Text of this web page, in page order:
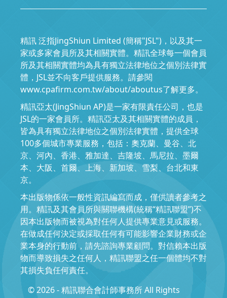
精訊 泛指JingShiun Limited (簡稱"JSL")，以及其一
家或多家會員所及其相關實體。精訊全球每一個會員
所及其相關實體均為具有獨立法律地位之個別法律實
體，JSL並不向客戶提供服務。請參閱
www.cpafirm.com.tw/about/aboutus了解更多。
精訊亞太(JingShiun AP)是一家有限責任公司，也是
JSL的一家會員所。精訊亞太及其相關實體的成員，
皆為具有獨立法律地位之個別法律實體，提供全球
100多個城市專業服務，包括：奧克蘭、曼谷、北
京、河內、香港、雅加達、吉隆坡、馬尼拉、墨爾
本、大阪、首爾、上海、新加坡、雪梨、台北和東
京。
本出版物係依一般性資訊編寫而成，僅供讀者參考之
用。精訊及其會員所與關聯機構(統稱“精訊聯盟”)不
因本出版物而被視為對任何人提供專業意見或服務。
在做成任何決定或採取任何有可能影響企業財務或企
業本身的行動前，請先諮詢專業顧問。對信賴本出版
物而導致損失之任何人，精訊聯盟之任一個體均不對
其損失負任何責任。
© 2026 - 精訊聯合會計師事務所 All Rights